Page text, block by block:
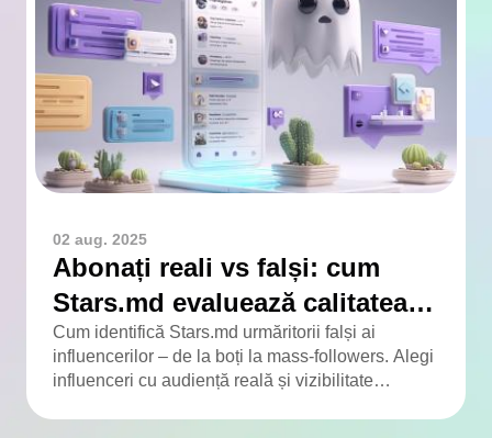
02 aug. 2025
Abonați reali vs falși: cum
Stars.md evaluează calitatea
audienței
Cum identifică Stars.md urmăritorii falși ai
influencerilor – de la boți la mass-followers. Alegi
influenceri cu audiență reală și vizibilitate